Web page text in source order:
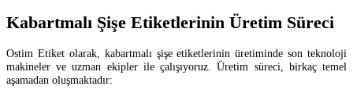
Kabartmalı Şişe Etiketlerinin Üretim Süreci
Ostim Etiket olarak, kabartmalı şişe etiketlerinin üretiminde son teknoloji
makineler ve uzman ekipler ile çalışıyoruz. Üretim süreci, birkaç temel
aşamadan oluşmaktadır: